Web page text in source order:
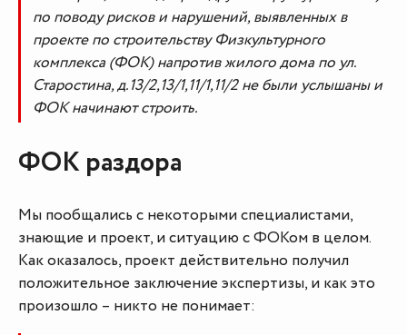
по поводу рисков и нарушений, выявленных в
проекте по строительству Физкультурного
комплекса (ФОК) напротив жилого дома по ул.
Старостина, д.13/2,13/1,11/1,11/2 не были услышаны и
ФОК начинают строить.
ФОК раздора
Мы пообщались с некоторыми специалистами,
знающие и проект, и ситуацию с ФОКом в целом.
Как оказалось, проект действительно получил
положительное заключение экспертизы, и как это
произошло – никто не понимает: